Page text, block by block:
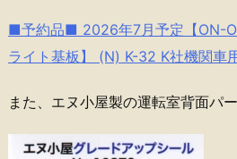
■予約品■ 2026年7月予定【ON-
ライト基板】 (N) K-32 K社機関車
また、エヌ小屋製の運転室背面パ